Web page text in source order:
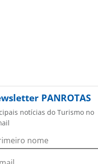
PANROTAS
notícias do Turismo no